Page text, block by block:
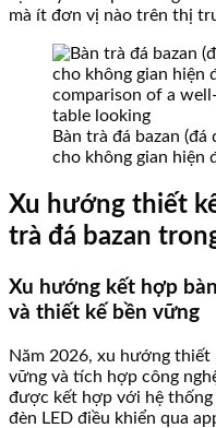
mà ít đơn vị nào trên thị
Bàn trà đá bazan
cho không gian hiện
Xu hướng thiết
trà đá bazan
Xu hướng kết hợp
và thiết kế bền vững
Năm 2026, xu hướng
vững và tích hợp công
được kết hợp với hệ thống
đèn LED điều khiển qua